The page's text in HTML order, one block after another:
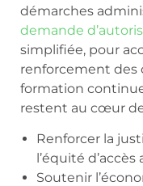
démarches
demande
simplifiée, pour
renforcement des
formation
restent au cœur
Renforcer la
l’équité
Soutenir